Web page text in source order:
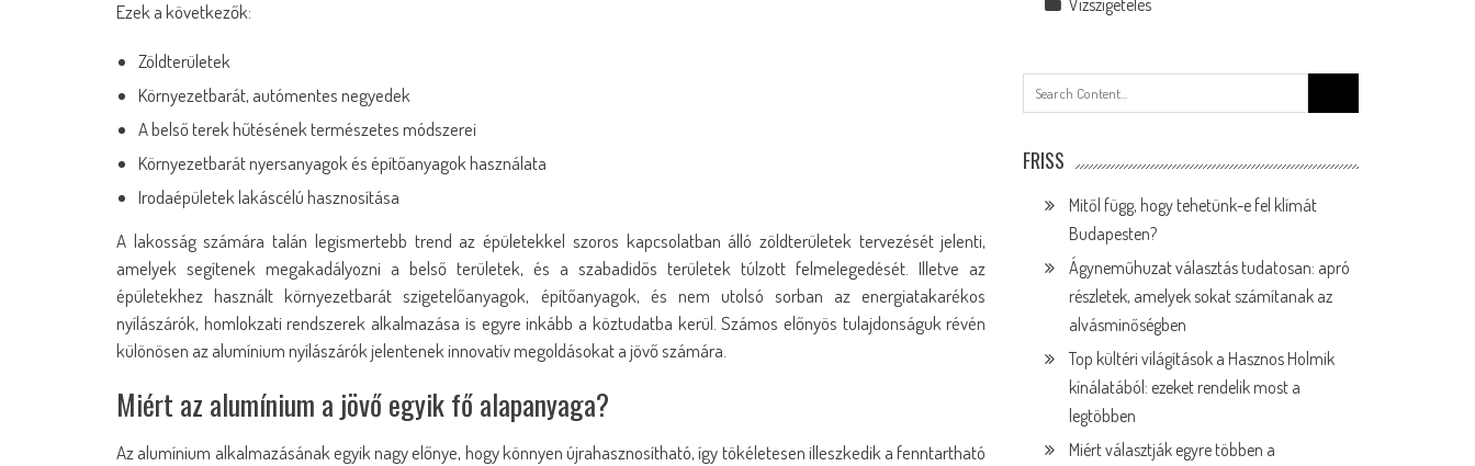
Ezek a következők:
Zöldterületek
Környezetbarát, autómentes negyedek
A belső terek hűtésének természetes módszerei
Környezetbarát nyersanyagok és építőanyagok használata
Irodaépületek lakáscélú hasznosítása
A lakosság számára talán legismertebb trend az épületekkel szoros kapcsolatban álló zöldterületek tervezését jelenti,
amelyek segítenek megakadályozni a belső területek, és a szabadidős területek túlzott felmelegedését. Illetve az
épületekhez használt környezetbarát szigetelőanyagok, építőanyagok, és nem utolsó sorban az energiatakarékos
nyílászárók, homlokzati rendszerek alkalmazása is egyre inkább a köztudatba kerül. Számos előnyös tulajdonságuk révén
különösen az alumínium nyílászárók jelentenek innovatív megoldásokat a jövő számára.
Miért az alumínium a jövő egyik fő alapanyaga?
Az alumínium alkalmazásának egyik nagy előnye, hogy könnyen újrahasznosítható, így tökéletesen illeszkedik a fenntartható
Vízszigetelés
for:
FRISS
Mitől függ, hogy tehetünk-e fel klímát
Budapesten?
Ágyneműhuzat választás tudatosan: apró
részletek, amelyek sokat számítanak az
alvásminőségben
Top kültéri világítások a Hasznos Holmik
kínálatából: ezeket rendelik most a
legtöbben
Miért választják egyre többen a